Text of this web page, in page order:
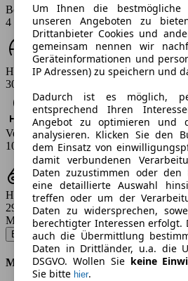
Beschleunigung (0-100 km/h)
4 - 4.3 s
Höchstgeschwindigkeit (km/h)
301 - 306 km/h
Verbrauch
10.2 - 11.5 l/100km
Hubraum
2979 ccm
Modellbezeichnung :
B3 Biturbo S Switch-Tronic - 324 KW (441
Motor & Leistung
Um Ihnen die bestmögliche
unseren Angeboten zu
Drittanbieter Cookies und
gemeinsam nennen wir
Geräteinformationen und
IP Adressen) zu speichern und
Dadurch ist es möglich,
entsprechend Ihren
Angebot zu optimieren und
analysieren. Klicken Sie den
dem Einsatz von
damit verbundenen
Daten zuzustimmen oder
eine detaillierte Auswahl
treffen oder um der
Daten zu widersprechen,
berechtigter Interessen erfolgt.
auch die Übermittlung
Daten in Drittländer, u.a. die
DSGVO. Wollen Sie keine
Sie bitte hier.